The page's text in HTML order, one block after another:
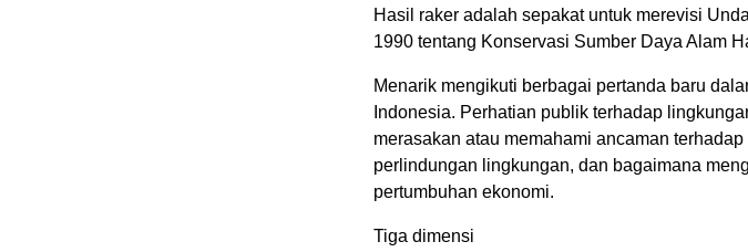
Hasil raker adalah sepakat untuk merevisi
1990 tentang Konservasi Sumber Daya Alam
Menarik mengikuti berbagai pertanda baru
Indonesia. Perhatian publik terhadap
merasakan atau memahami ancaman
perlindungan lingkungan, dan bagaimana
pertumbuhan ekonomi.
Tiga dimensi